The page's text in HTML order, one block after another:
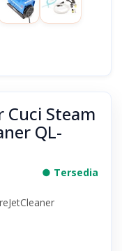
Cuci Steam
QL-
● Tersedia